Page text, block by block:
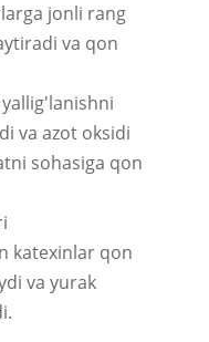
jonli rang
va qon
va azot oksidi
sohasiga qon
katexinlar qon
va yurak